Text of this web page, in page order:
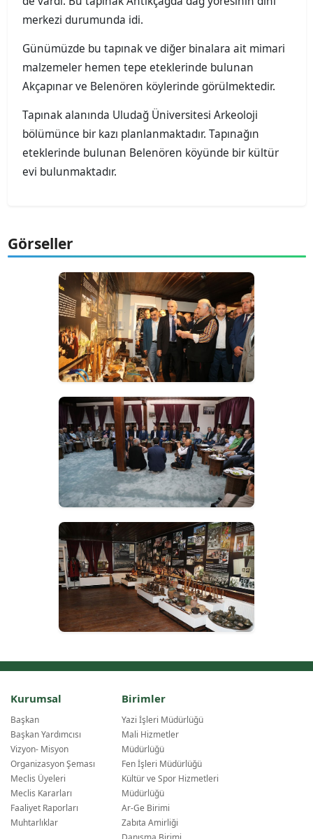
merkezi durumunda idi.
Günümüzde bu tapınak ve diğer binalara ait mimari
malzemeler hemen tepe eteklerinde bulunan
Akçapınar ve Belenören köylerinde görülmektedir.
Tapınak alanında Uludağ Üniversitesi Arkeoloji
bölümünce bir kazı planlanmaktadır. Tapınağın
eteklerinde bulunan Belenören köyünde bir kültür
evi bulunmaktadır.
Görseller
Kurumsal
Başkan
Başkan Yardımcısı
Vizyon- Misyon
Organizasyon Şeması
Meclis Üyeleri
Meclis Kararları
Faaliyet Raporları
Muhtarlıklar
Birimler
Yazi İşleri Müdürlüğü
Mali Hizmetler
Müdürlüğü
Fen İşleri Müdürlüğü
Kültür ve Spor Hizmetleri
Müdürlüğü
Ar-Ge Birimi
Zabıta Amirliği